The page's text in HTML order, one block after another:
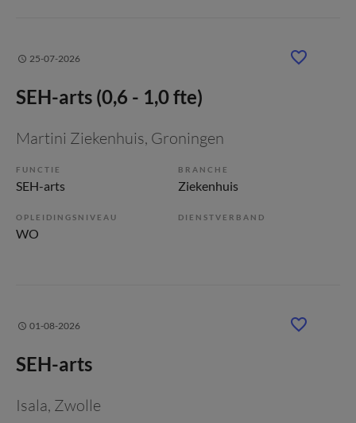
25-07-2026
SEH-arts (0,6 - 1,0 fte)
Martini Ziekenhuis, Groningen
FUNCTIE
SEH-arts
BRANCHE
Ziekenhuis
OPLEIDINGSNIVEAU
WO
DIENSTVERBAND
01-08-2026
SEH-arts
Isala, Zwolle